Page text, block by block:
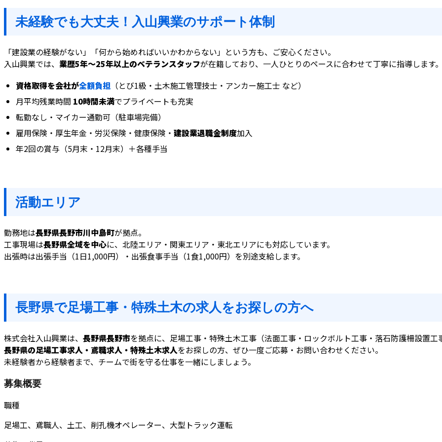
未経験でも大丈夫！入山興業のサポート体制
「建設業の経験がない」「何から始めればいいかわからない」という方も、ご安心ください。
入山興業では、 業歴5年〜25年以上のベテランスタッフが在籍しており、一人ひとりのペースに合わせて丁寧に指導します
資格取得を会社が全額負担 （とび1級・土木施工管理技士・アンカー施工士 など）
月平均残業時間 10時間未満でプライベートも充実
転勤なし・マイカー通勤可（駐車場完備）
雇用保険・厚生年金・労災保険・健康保険・ 建設業退職金制度加入
年2回の賞与（5月末・12月末）＋各種手当
活動エリア
勤務地は長野県長野市川中島町が拠点。
工事現場は長野県全域を中心に、北陸エリア・関東エリア・東北エリアにも対応しています。
出張時は出張手当（1日1,000円）・出張食事手当（1食1,000円）を別途支給します。
長野県で足場工事・特殊土木の求人をお探しの方へ
株式会社入山興業は、 長野県長野市を拠点に、足場工事・特殊土木工事（法面工事・ロックボルト工事・落石防護柵設置
長野県の足場工事求人・鳶職求人・特殊土木求人をお探しの方、ぜひ一度ご応募・お問い合わせください。
未経験者から経験者まで、チームで街を守る仕事を一緒にしましょう。
募集概要
職種
足場工、鳶職人、土工、削孔機オペレーター、大型トラック運転